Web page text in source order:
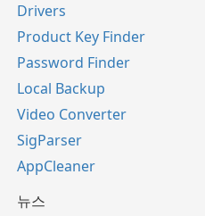
Drivers
Product Key Finder
Password Finder
Local Backup
Video Converter
SigParser
AppCleaner
뉴스